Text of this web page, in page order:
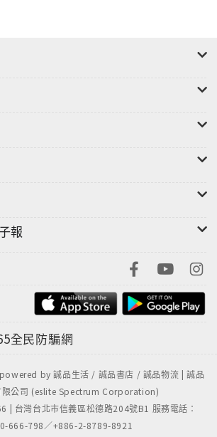
報
全民防騙網
by 誠品生活 / 誠品書店 / 誠品物流 | 誠品
限公司 (eslite Spectrum Corporation)
| 台灣台北市信義區松德路204號B1 服務電話：
666-798／+886-2-8789-8921